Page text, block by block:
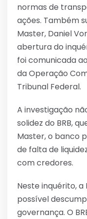
normas de
ações. Também
Master, Daniel
abertura do
foi comunicada
da Operação
Tribunal Federal.
A investigação
solidez do BRB,
Master, o banco
de falta de
com credores.
Neste inquérito, a
possível
governança. O